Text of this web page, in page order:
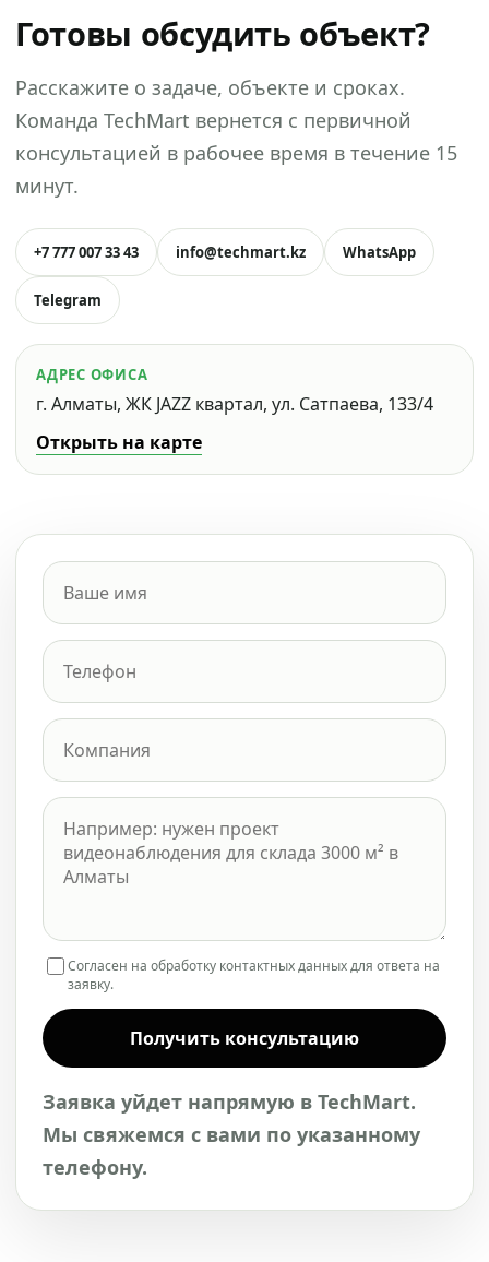
Готовы обсудить объект?
Расскажите о задаче, объекте и сроках.
Команда TechMart вернется с первичной
консультацией в рабочее время в течение 15
минут.
+7 777 007 33 43 info@techmart.kz WhatsApp
Telegram
АДРЕС ОФИСА
г. Алматы, ЖК JAZZ квартал, ул. Сатпаева, 133/4
Открыть на карте
Согласен на обработку контактных данных для ответа на
заявку.
Получить консультацию
Заявка уйдет напрямую в TechMart.
Мы свяжемся с вами по указанному
телефону.